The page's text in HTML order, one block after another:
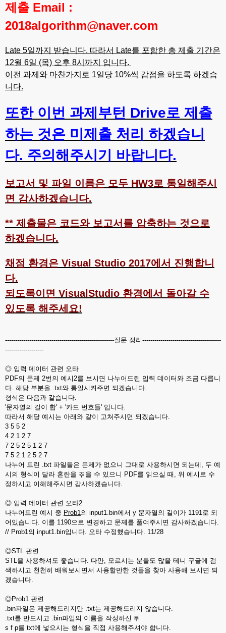
제출 Email :
2018algorithm@naver.com
Late 5일까지 받습니다. 따라서 Late를 포함한 총 제출 기간은
12월 6일 (목) 오후 8시까지 입니다.
이전 과제와 마찬가지로 1일당 10%씩 감점을 하도록 하겠습
니다.
또한 이번 과제부턴 Drive로 제출
하는 것은 미제출 처리 하겠습니
다. 주의해주시기 바랍니다.
보고서 및 파일 이름은 모두 HW3로 통일해주시
면 감사하겠습니다.
** 제출물은 코드와 보고서를 압축하는 것으로
하겠습니다.
채점 환경은 Visual Studio 2017에서 진행합니
다.
되도록이면 VisualStudio 환경에서 돌아갈 수
있도록 해주세요!
------------------------------------------------------질문 정리---------------------------------------
-------------------
◎ 입력 데이터 관련 오타
PDF의 문제 2번의 예시2를 보시면 나누어드린 입력 데이터와 조금 다릅니
다. 해당 부분을 .txt와 통일시켜주면 되겠습니다.
형식은 다음과 같습니다.
'문자열의 길이 합' + '카드 번호들' 입니다.
따라서 해당 예시는 아래와 같이 고쳐주시면 되겠습니다.
3 5 5 2
4 2 1 2 7
7 2 5 2 5 1 2 7
7 5 2 1 2 5 2 7
나누어 드린 .txt 파일들은 문제가 없으니 그대로 사용하시면 되는데, 두 예
시의 형식이 달라 혼란을 겪을 수 있으니 PDF를 읽으실 때, 위 예시로 수
정하시고 이해해주시면 감사하겠습니다.
◎ 입력 데이터 관련 오타2
나누어드린 예시 중 Prob1의 input1.bin에서 y 문자열의 길이가 1191로 되
어있습니다. 이를 1190으로 변경하고 문제를 풀여주시면 감사하겠습니다.
// Prob1의 input1.bin입니다. 오타 수정했습니다. 11/28
◎STL 관련
STL을 사용하셔도 좋습니다. 다만, 모르시는 분들도 많을 테니 구글에 검
색하시고 천천히 배워보시면서 사용할만한 것들을 찾아 사용해 보시면 되
겠습니다.
◎Prob1 관련
.bin파일은 제공해드리지만 .txt는 제공해드리지 않습니다.
.txt를 만드시고 .bin파일의 이름을 작성하신 뒤
s f p를 txt에 넣으시는 형식을 직접 사용해주셔야 합니다.